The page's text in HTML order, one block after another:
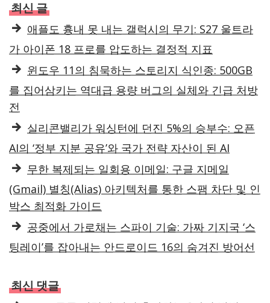
최신 글
애플도 흉내 못 내는 갤럭시의 무기: S27 울트라
가 아이폰 18 프로를 압도하는 결정적 지표
윈도우 11의 침묵하는 스토리지 식인종: 500GB
를 집어삼키는 역대급 용량 버그의 실체와 긴급 처방
전
실리콘밸리가 워싱턴에 던진 5%의 승부수: 오픈
AI의 ‘정부 지분 공유’와 국가 전략 자산이 된 AI
무한 복제되는 일회용 이메일: 구글 지메일
(Gmail) 별칭(Alias) 아키텍처를 통한 스팸 차단 및 인
박스 최적화 가이드
공중에서 가로채는 스파이 기술: 가짜 기지국 ‘스
팅레이’를 잡아내는 안드로이드 16의 숨겨진 방어선
최신 댓글